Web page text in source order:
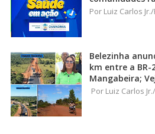
Por Luiz Carlos
Belezinha
km entre a BR-
Mangabeira;
Por Luiz Carlos